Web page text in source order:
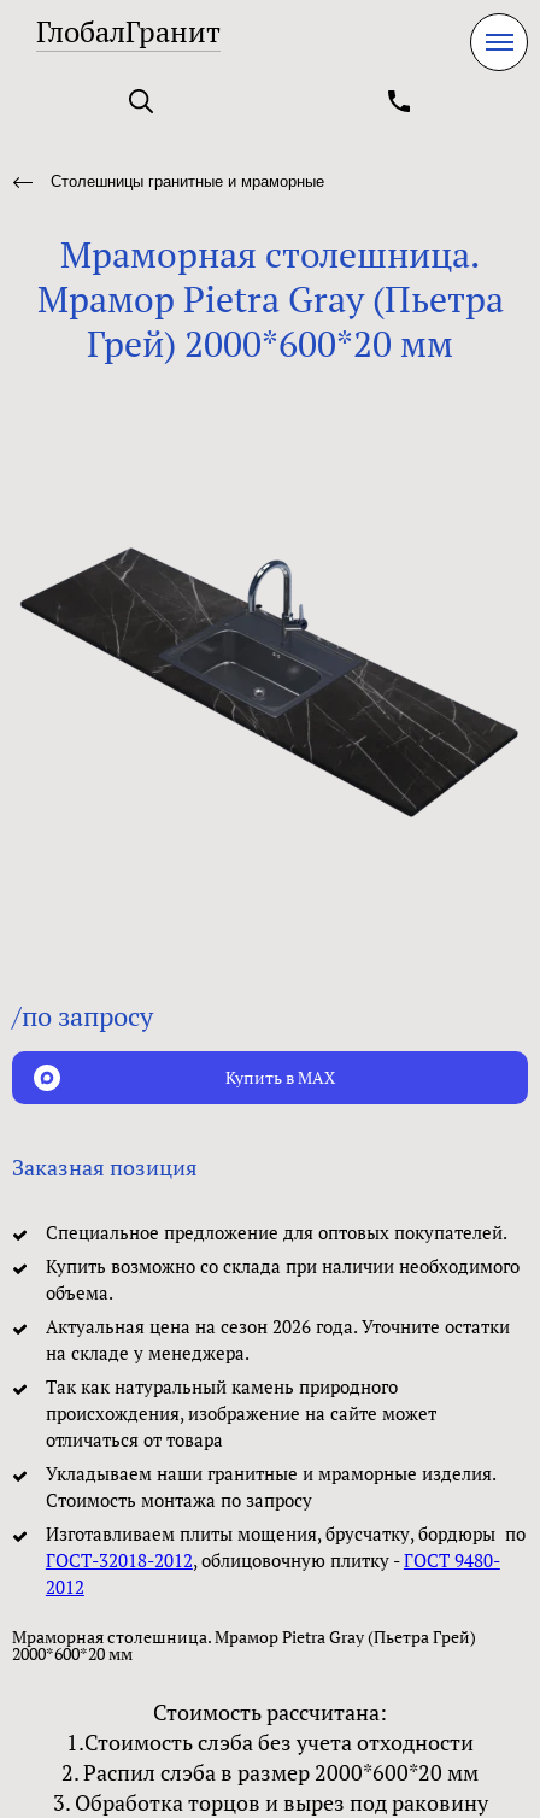
ГлобалГранит
Столешницы гранитные и мраморные
Мраморная столешница.
Мрамор Pietra Gray (Пьетра
Грей) 2000*600*20 мм
/по запросу
Купить в MAX
Заказная позиция
Специальное предложение для оптовых покупателей.
Купить возможно со склада при наличии необходимого
объема.
Актуальная цена на сезон 2026 года. Уточните остатки
на складе у менеджера.
Так как натуральный камень природного
происхождения, изображение на сайте может
отличаться от товара
Укладываем наши гранитные и мраморные изделия.
Стоимость монтажа по запросу
Изготавливаем плиты мощения, брусчатку, бордюры по
ГОСТ-32018-2012, облицовочную плитку -ГОСТ 9480-
2012
Мраморная столешница. Мрамор Pietra Gray (Пьетра Грей)
2000*600*20 мм
Стоимость рассчитана:
1.Стоимость слэба без учета отходности
2. Распил слэба в размер 2000*600*20 мм
3. Обработка торцов и вырез под раковину